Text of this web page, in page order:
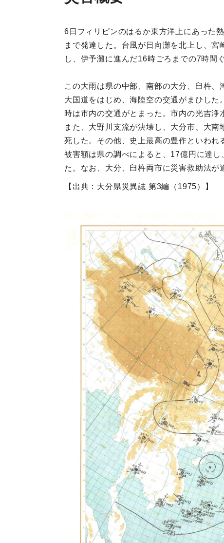
6日フィリピンのはるか東方洋上にあった
まで発達した。台風が日向灘を北上し、
し、伊予灘に進んだ16時ごろまでの7時間
この大雨は県の中部、南部の大分、臼杵
大国道をはじめ、海陸空の交通がまひし
時は市内の交通がとまった。市内の光吉浄
また、大野川支流が決壊し、大分市、大
死した。その他、史上最高の豊作といわれ
被害額は県の調べによると、17億円に達
た。なお、大分、臼杵両市に災害救助法が
【出典：大分県災異誌 第3編（1975）】